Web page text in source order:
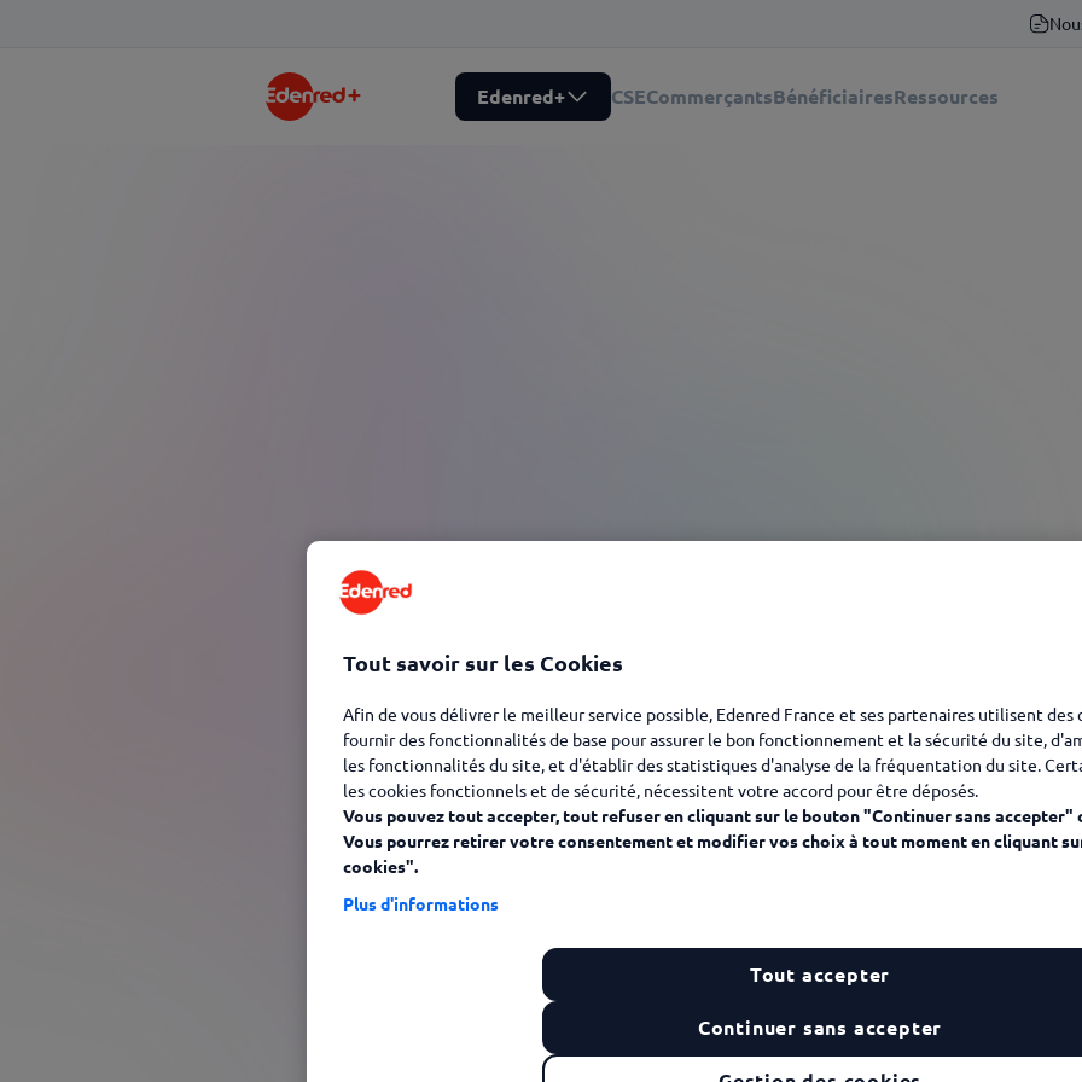
Edenred+ CSECommerçantsBénéficiairesRessources
Garde des
autant de
directement
vos salariés
dans leurs
évidente, elle
charges**
Tout savoir sur les Cookies
Afin de vous délivrer le meilleur service possible, Edenred France et ses partenaires utilisent
fournir des fonctionnalités de base pour assurer le bon fonctionnement et la sécurité du site,
les fonctionnalités du site, et d'établir des statistiques d'analyse de la fréquentation du site.
les cookies fonctionnels et de sécurité, nécessitent votre accord pour être déposés.
Vous pouvez tout accepter, tout refuser en cliquant sur le bouton "Continuer sans accepter"
Vous pourrez retirer votre consentement et modifier vos choix à tout moment en cliquant
cookies".
Plus d'informations
Continuer sans accepter
Tout accepter